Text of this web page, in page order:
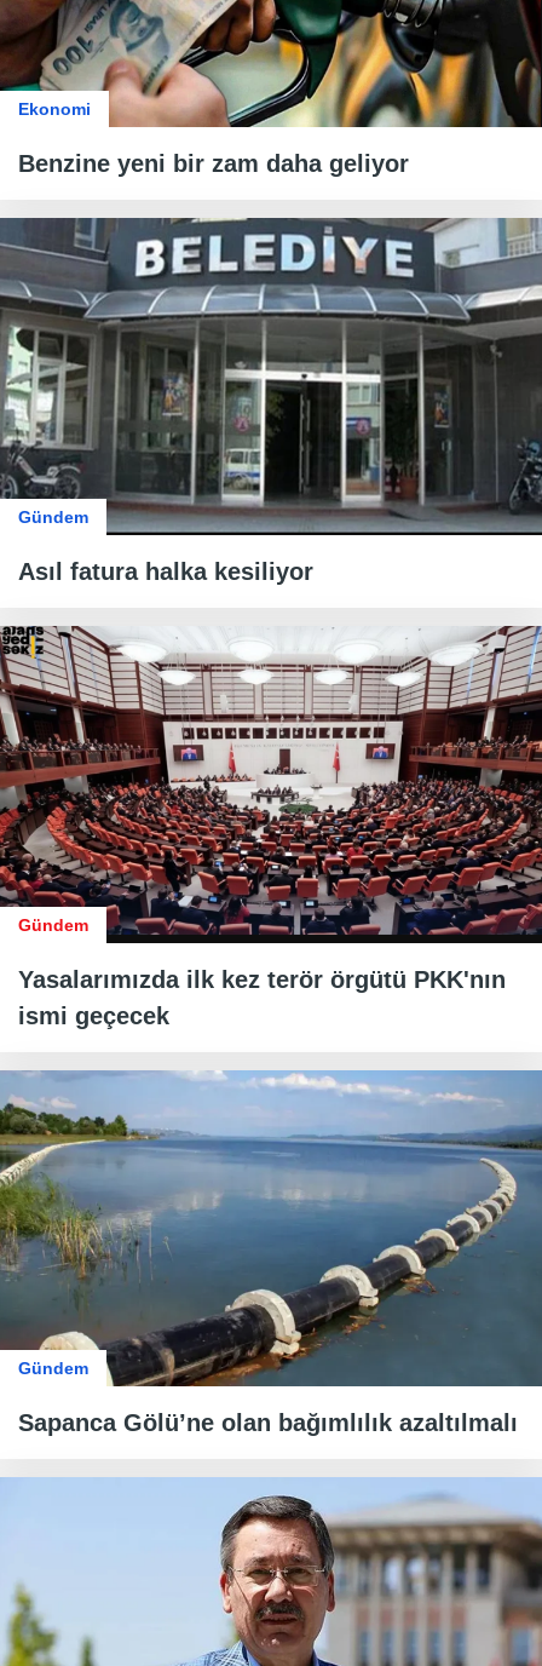
Ekonomi
Benzine yeni bir zam daha geliyor
Gündem
Asıl fatura halka kesiliyor
Gündem
Yasalarımızda ilk kez terör örgütü PKK'nın
ismi geçecek
Gündem
Sapanca Gölü’ne olan bağımlılık azaltılmalı